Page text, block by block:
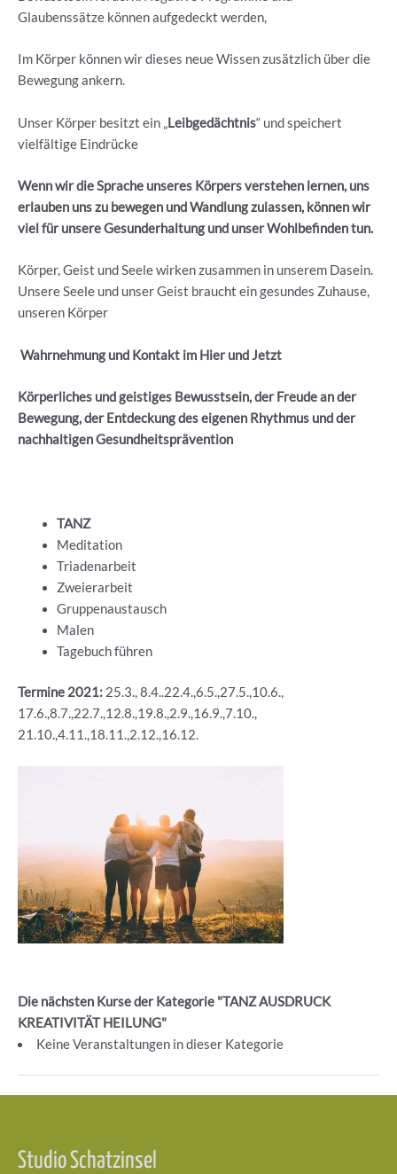
Glaubenssätze können aufgedeckt werden,
Im Körper können wir dieses neue Wissen zusätzlich über die
Bewegung ankern.
Unser Körper besitzt ein „Leibgedächtnis“ und speichert
vielfältige Eindrücke
Wenn wir die Sprache unseres Körpers verstehen lernen, uns
erlauben uns zu bewegen und Wandlung zulassen, können wir
viel für unsere Gesunderhaltung und unser Wohlbefinden tun.
Körper, Geist und Seele wirken zusammen in unserem Dasein.
Unsere Seele und unser Geist braucht ein gesundes Zuhause,
unseren Körper
Wahrnehmung und Kontakt im Hier und Jetzt
Körperliches und geistiges Bewusstsein, der Freude an der
Bewegung, der Entdeckung des eigenen Rhythmus und der
nachhaltigen Gesundheitsprävention
TANZ
Meditation
Triadenarbeit
Zweierarbeit
Gruppenaustausch
Malen
Tagebuch führen
Termine 2021: 25.3., 8.4..22.4.,6.5.,27.5.,10.6.,
17.6.,8.7.,22.7.,12.8.,19.8.,2.9.,16.9.,7.10.,
21.10.,4.11.,18.11.,2.12.,16.12.
Die nächsten Kurse der Kategorie "TANZ AUSDRUCK
KREATIVITÄT HEILUNG"
Keine Veranstaltungen in dieser Kategorie
Studio Schatzinsel